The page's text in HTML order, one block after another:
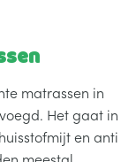
matrassen in
Het gaat in
en anti